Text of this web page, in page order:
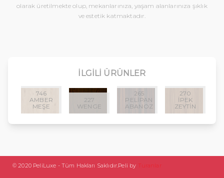
olarak üretilmekte olup, mekanlarınıza, yaşam alanlarınıza şıklık
ve estetik katmaktadır.
İLGILI ÜRÜNLER
746
AMBER
MEŞE
227
WENGE
265
PELIPAN
ABANOZ
270
İPEK
ZEYTIN
© 2020 PeliLuxe - Tüm Hakları Saklıdır. Peli by Turanlar